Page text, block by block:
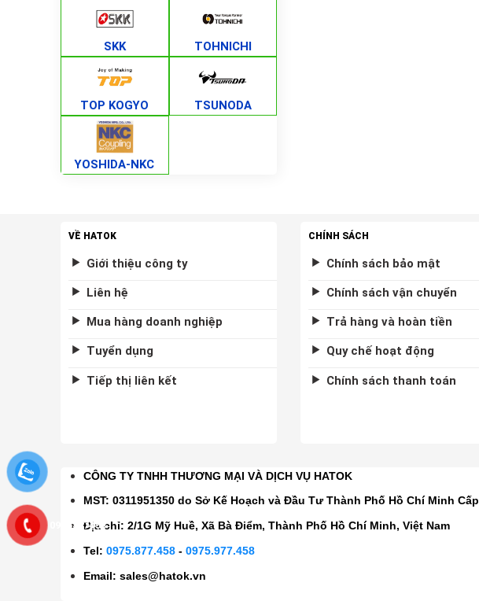
SKK TOHNICHI
TOP KOGYO TSUNODA
YOSHIDA-NKC
VỀ HATOK
Giới thiệu công ty
Liên hệ
Mua hàng doanh nghiệp
Tuyển dụng
Tiếp thị liên kết
CHÍNH SÁCH
Chính sách bảo mật
Chính sách vận chuyển
Trả hàng và hoàn tiền
Quy chế hoạt động
Chính sách thanh toán
CÔNG TY TNHH THƯƠNG MẠI VÀ DỊCH VỤ HATOK
MST: 0311951350 do Sở Kế Hoạch và Đầu Tư Thành Phố Hồ Chí Minh Cấp
Địa chỉ: 2/1G Mỹ Huề, Xã Bà Điểm, Thành Phố Hồ Chí Minh, Việt Nam
Tel:0975.877.458 -0975.977.458
Email:sales@hatok.vn
0975877458